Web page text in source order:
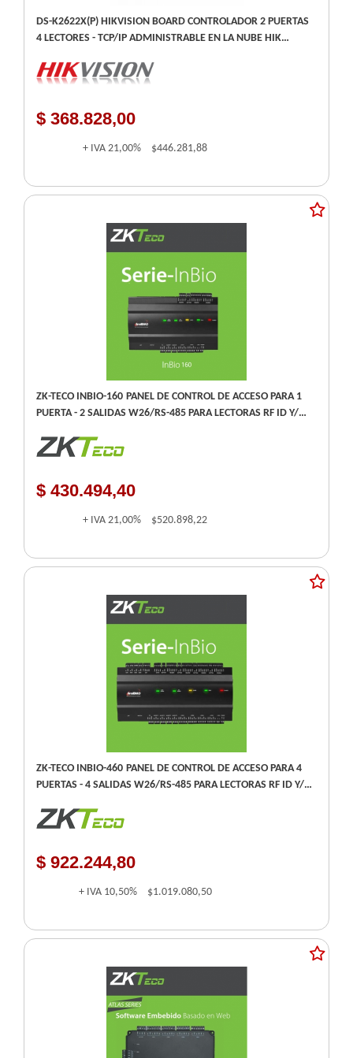
DS-K2622X(P) HIKVISION BOARD CONTROLADOR 2 PUERTAS
4 LECTORES - TCP/IP ADMINISTRABLE EN LA NUBE HIK
$ 368.828,00
+ IVA 21,00% $446.281,88
ZK-TECO INBIO-160 PANEL DE CONTROL DE ACCESO PARA 1
PUERTA - 2 SALIDAS W26/RS-485 PARA LECTORAS RF ID Y/O
$ 430.494,40
+ IVA 21,00% $520.898,22
ZK-TECO INBIO-460 PANEL DE CONTROL DE ACCESO PARA 4
PUERTAS - 4 SALIDAS W26/RS-485 PARA LECTORAS RF ID Y/O
$ 922.244,80
+ IVA 10,50% $1.019.080,50